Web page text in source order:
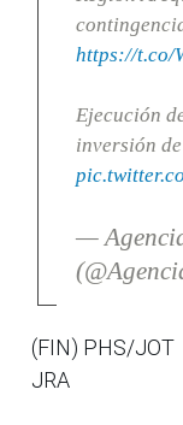
https://t.co/
Ejecución
inversión
—
(FIN) PHS/JOT
JRA